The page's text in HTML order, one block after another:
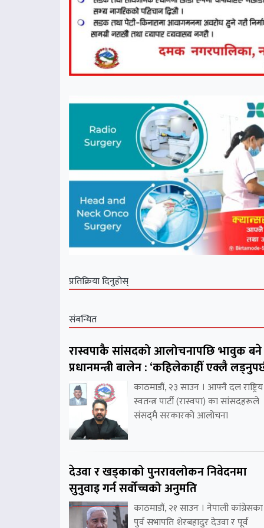
प्रतिक्रिया दिनुहोस्
संबन्धित
रास्वपाकै सांसदको आलोचनापछि भावुक बने
प्रधानमन्त्री बालेन : ‘कहिलेकाहीँ एक्लै
काठमाडौं, २३ साउन । आफ्नै दल राष्ट्रिय
स्वतन्त्र पार्टी (रास्वपा) का सांसदहरूले
संसद्‌मै सरकारको आलोचना
देउवा र खड्काको पुनरावलोकन निवेदनमा
सुनुवाइ गर्न सर्वोच्चको अनुमति
काठमाडौं, २१ साउन । नेपाली कांग्रेसका
पुर्व सभापति शेरबहादुर देउवा र पूर्व